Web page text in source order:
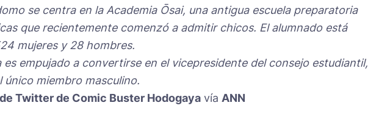
se centra en la Academia Ōsai, una antigua escuela preparatoria
que recientemente comenzó a admitir chicos. El alumnado está
mujeres y 28 hombres.
es empujado a convertirse en el vicepresidente del consejo estudiantil,
único miembro masculino.
Twitter de Comic Buster Hodogaya vía ANN